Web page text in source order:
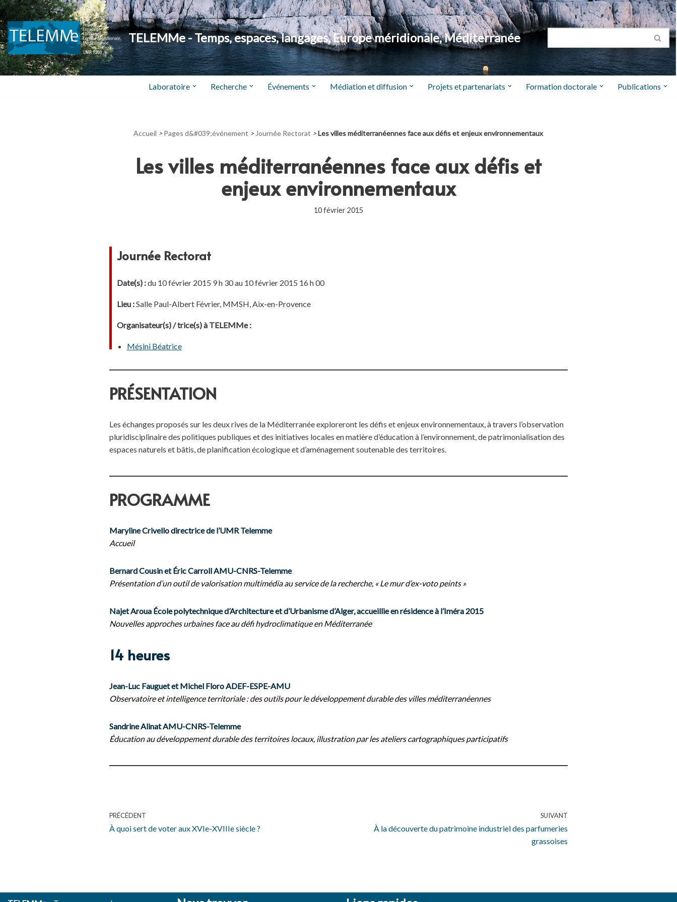
Aller
au
contenu
TELEMMe - Temps, espaces, langages, Europe méridionale, Méditerranée
Laboratoire Recherche Événements Médiation et diffusion Projets et partenariats Formation doctorale Publications
Accueil > Pages d&#039;événement > Journée Rectorat >Les villes méditerranéennes face aux défis et enjeux environnementaux
Les villes méditerranéennes face aux défis et
enjeux environnementaux
10 février 2015
Journée Rectorat
Date(s) :du 10 février 2015 9 h 30 au 10 février 2015 16 h 00
Lieu :Salle Paul-Albert Février, MMSH, Aix-en-Provence
Organisateur(s) / trice(s) à TELEMMe :
Mésini Béatrice
PRÉSENTATION
Les échanges proposés sur les deux rives de la Méditerranée exploreront les défis et enjeux environnementaux, à travers l’observation
pluridisciplinaire des politiques publiques et des initiatives locales en matière d’éducation à l’environnement, de patrimonialisation des
espaces naturels et bâtis, de planification écologique et d’aménagement soutenable des territoires.
PROGRAMME
Maryline Crivello directrice de l’UMR Telemme
Accueil
Bernard Cousin et Éric Carroll AMU-CNRS-Telemme
Présentation d’un outil de valorisation multimédia au service de la recherche, « Le mur d’ex-voto peints »
Najet Aroua École polytechnique d’Architecture et d’Urbanisme d’Alger, accueillie en résidence à l’Iméra 2015
Nouvelles approches urbaines face au défi hydroclimatique en Méditerranée
14 heures
Jean-Luc Fauguet et Michel Floro ADEF-ESPE-AMU
Observatoire et intelligence territoriale : des outils pour le développement durable des villes méditerranéennes
Sandrine Alinat AMU-CNRS-Telemme
Éducation au développement durable des territoires locaux, illustration par les ateliers cartographiques participatifs
PRÉCÉDENT
À quoi sert de voter aux XVIe-XVIIIe siècle ?
SUIVANT
À la découverte du patrimoine industriel des parfumeries
grassoises